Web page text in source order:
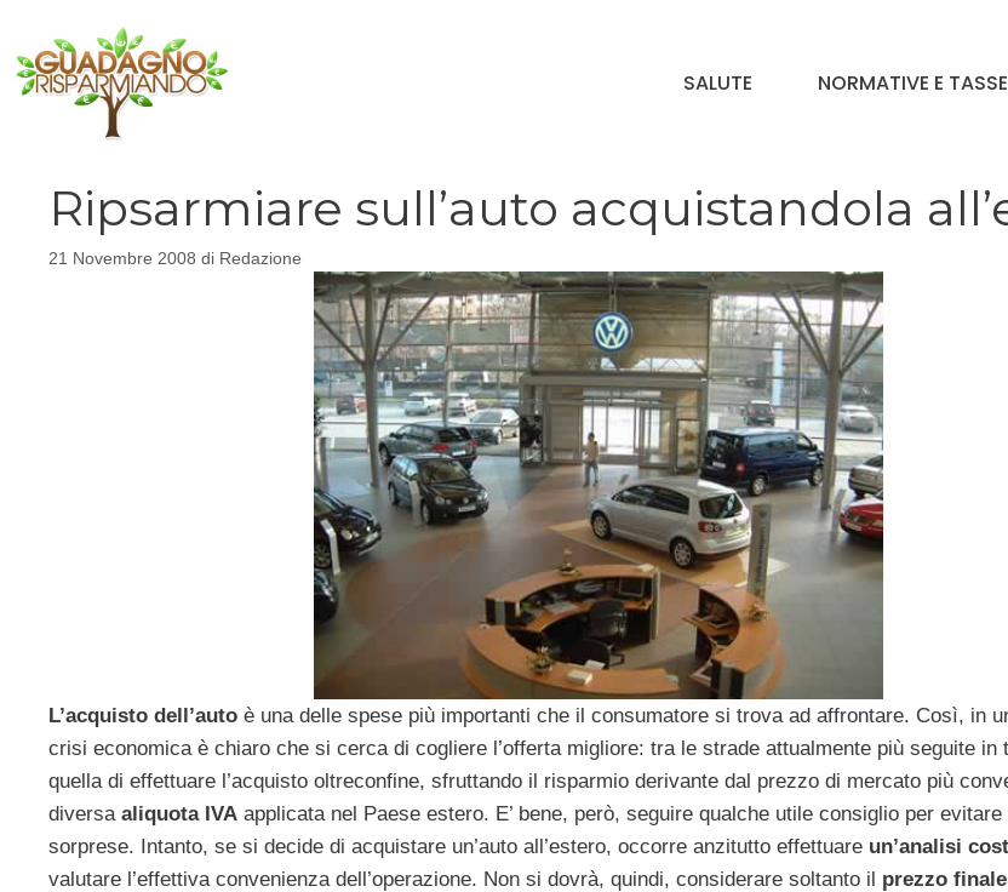
contenuto
SALUTE NORMATIVE E TASSE
Ripsarmiare sull’auto acquistandola
21 Novembre 2008 di Redazione
L’acquisto dell’auto è una delle spese più importanti che il consumatore si trova ad affrontare. Così, in
crisi economica è chiaro che si cerca di cogliere l’offerta migliore: tra le strade attualmente più seguite in
quella di effettuare l’acquisto oltreconfine, sfruttando il risparmio derivante dal prezzo di mercato più
diversa aliquota IVA applicata nel Paese estero. E’ bene, però, seguire qualche utile consiglio per evitare
sorprese. Intanto, se si decide di acquistare un’auto all’estero, occorre anzitutto effettuare un’analisi
valutare l’effettiva convenienza dell’operazione. Non si dovrà, quindi, considerare soltanto il prezzo finale